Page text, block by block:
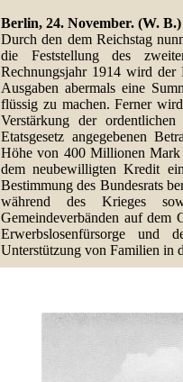
Berlin, 24. November. (W. B.)
Durch den dem Reichstag
die Feststellung des
Rechnungsjahr 1914 wird der
Ausgaben abermals eine
flüssig zu machen. Ferner
Verstärkung der
Etatsgesetz angegebenen
Höhe von 400 Millionen Mark
dem neubewilligten Kredit
Bestimmung des Bundesrats
während des Krieges
Gemeindeverbänden auf dem
Erwerbslosenfürsorge und
Unterstützung von Familien in